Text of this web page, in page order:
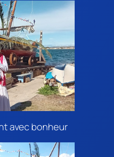
avec bonheur